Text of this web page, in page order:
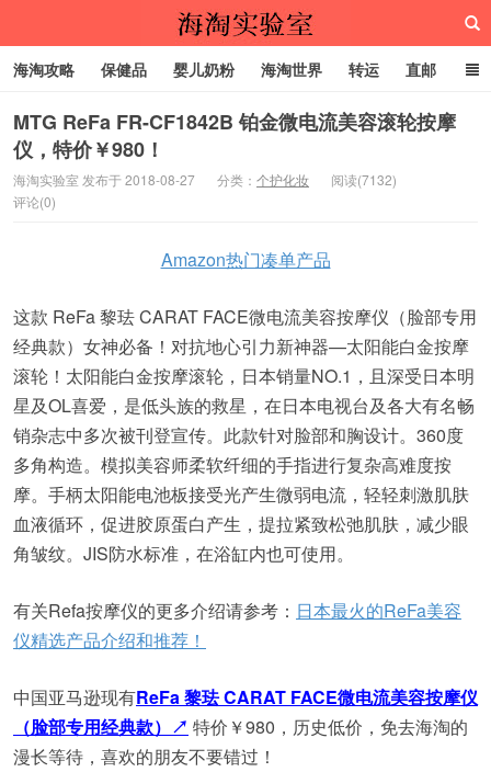
海淘实验室
海淘攻略 保健品 婴儿奶粉 海淘世界 转运 直邮
代购服务
MTG ReFa FR-CF1842B 铂金微电流美容滚轮按摩
仪，特价￥980！
海淘实验室 发布于 2018-08-27 分类： 个护化妆
阅读(7132)
评论(0)
Amazon热门凑单产品
这款 ReFa 黎珐 CARAT FACE微电流美容按摩仪（脸部专用
经典款）女神必备！对抗地心引力新神器—太阳能白金按摩
滚轮！太阳能白金按摩滚轮，日本销量NO.1，且深受日本明
星及OL喜爱，是低头族的救星，在日本电视台及各大有名畅
销杂志中多次被刊登宣传。此款针对脸部和胸设计。360度
多角构造。模拟美容师柔软纤细的手指进行复杂高难度按
摩。手柄太阳能电池板接受光产生微弱电流，轻轻刺激肌肤
血液循环，促进胶原蛋白产生，提拉紧致松弛肌肤，减少眼
角皱纹。JIS防水标准，在浴缸内也可使用。
有关Refa按摩仪的更多介绍请参考： 日本最火的ReFa美容
仪精选产品介绍和推荐！
中国亚马逊现有ReFa 黎珐 CARAT FACE微电流美容按摩仪
（脸部专用经典款）↗ 特价￥980，历史低价，免去海淘的
漫长等待，喜欢的朋友不要错过！